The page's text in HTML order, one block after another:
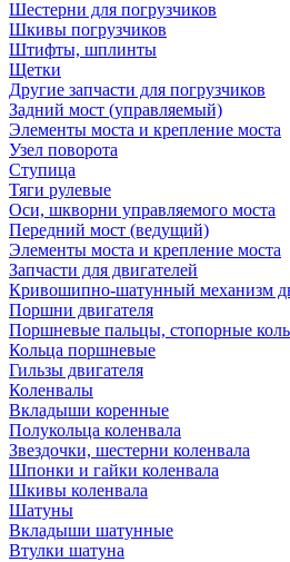
Шестерни для погрузчиков
Шкивы погрузчиков
Штифты, шплинты
Щетки
Другие запчасти для погрузчиков
Задний мост (управляемый)
Элементы моста и крепление моста
Узел поворота
Ступица
Тяги рулевые
Оси, шкворни управляемого моста
Передний мост (ведущий)
Элементы моста и крепление моста
Запчасти для двигателей
Кривошипно-шатунный механизм
Поршни двигателя
Поршневые пальцы, стопорные
Кольца поршневые
Гильзы двигателя
Коленвалы
Вкладыши коренные
Полукольца коленвала
Звездочки, шестерни коленвала
Шпонки и гайки коленвала
Шкивы коленвала
Шатуны
Вкладыши шатунные
Втулки шатуна